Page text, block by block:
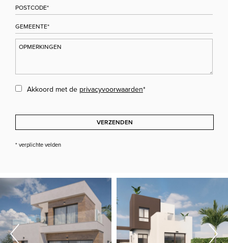
Akkoord met de privacyvoorwaarden*
VERZENDEN
* verplichte velden